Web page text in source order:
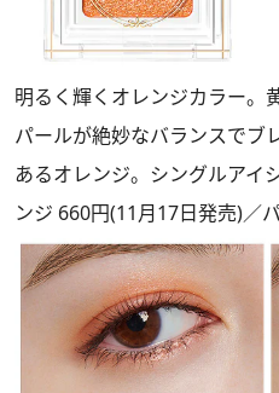
明るく輝くオレンジカラー。
パールが絶妙なバランスでブ
あるオレンジ。シングルアイ
ンジ 660円(11月17日発売)／